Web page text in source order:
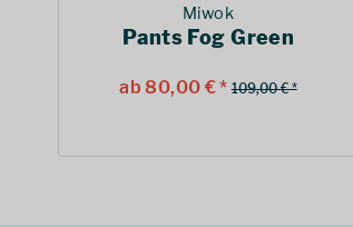
Miwok
Pants Fog Green
ab 80,00 € * 109,00 € *